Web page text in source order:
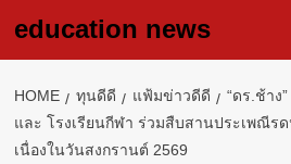
education news
HOME ทุนดีดี แฟ้มข่าวดีดี
“ดร.ช้าง
และ โรงเรียนกีฬา ร่วมสืบสานประเพณีร
เนื่องในวันสงกรานต์ 2569